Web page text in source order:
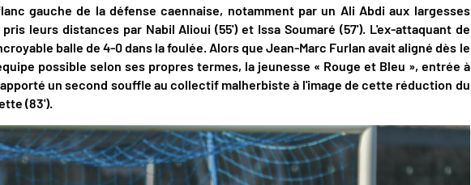
gauche de la défense caennaise, notamment par un Ali Abdi aux largesses
leurs distances par Nabil Alioui (55') et Issa Soumaré (57'). L'ex-attaquant de
balle de 4-0 dans la foulée. Alors que Jean-Marc Furlan avait aligné dès le
possible selon ses propres termes, la jeunesse « Rouge et Bleu », entrée à
un second souffle au collectif malherbiste à l'image de cette réduction du
(83').